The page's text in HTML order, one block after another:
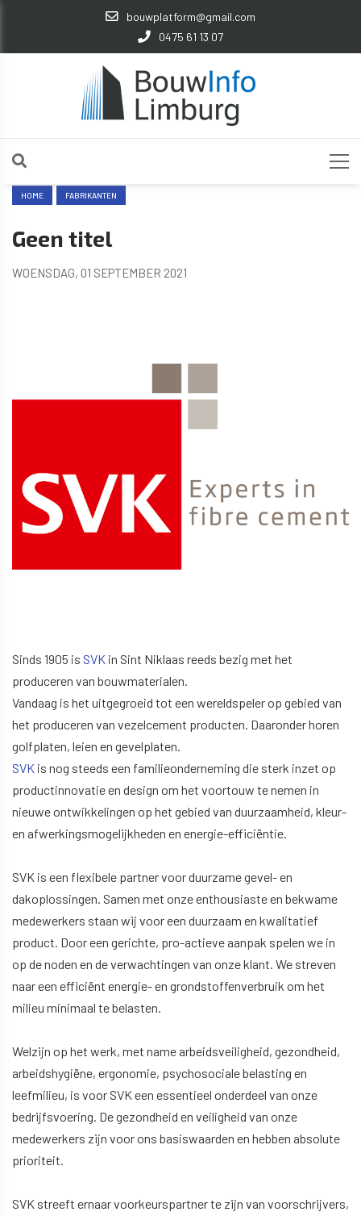
bouwplatform@gmail.com
0475 61 13 07
HOME FABRIKANTEN
Geen titel
WOENSDAG, 01 SEPTEMBER 2021
Sinds 1905 is SVK in Sint Niklaas reeds bezig met het
produceren van bouwmaterialen.
Vandaag is het uitgegroeid tot een wereldspeler op gebied van
het produceren van vezelcement producten. Daaronder horen
golfplaten, leien en gevelplaten.
SVK is nog steeds een familieonderneming die sterk inzet op
productinnovatie en design om het voortouw te nemen in
nieuwe ontwikkelingen op het gebied van duurzaamheid, kleur-
en afwerkingsmogelijkheden en energie-efficiëntie.
SVK is een flexibele partner voor duurzame gevel- en
dakoplossingen. Samen met onze enthousiaste en bekwame
medewerkers staan wij voor een duurzaam en kwalitatief
product. Door een gerichte, pro-actieve aanpak spelen we in
op de noden en de verwachtingen van onze klant. We streven
naar een efficiënt energie- en grondstoffenverbruik om het
milieu minimaal te belasten.
Welzijn op het werk, met name arbeidsveiligheid, gezondheid,
arbeidshygiëne, ergonomie, psychosociale belasting en
leefmilieu, is voor SVK een essentieel onderdeel van onze
bedrijfsvoering. De gezondheid en veiligheid van onze
medewerkers zijn voor ons basiswaarden en hebben absolute
prioriteit.
SVK streeft ernaar voorkeurspartner te zijn van voorschrijvers,